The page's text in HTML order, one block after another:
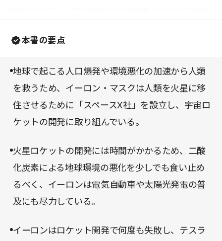
べればほんのちっぽけなものだと気付かされるはず
本書の要点
地球で起こる人口爆発や環境悪化の加速から人類
を救うため、イーロン・マスクは人類を火星に移
住させるために「スペースX社」を設立し、宇宙ロ
ケットの開発に取り組んでいる。
火星ロケットの開発には時間がかかるため、二酸
化炭素による地球環境の悪化を少しでも食い止め
るべく、イーロンは電気自動車や太陽光発電の普
及にも尽力している。
イーロンはロケット開発で何度も失敗し、テスラ